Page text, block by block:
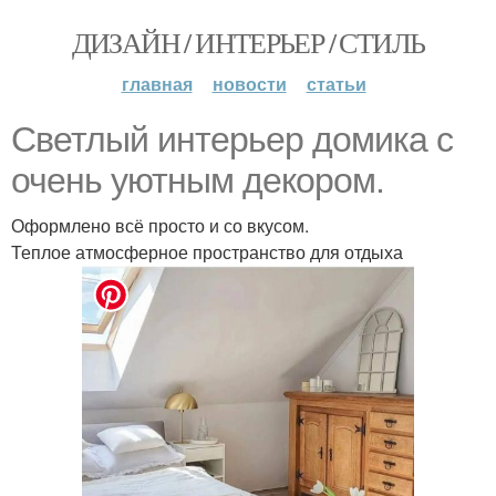
ДИЗАЙН / ИНТЕРЬЕР / СТИЛЬ
главная новости статьи
Светлый интерьер домика с
очень уютным декором.
Оформлено всё просто и со вкусом.
Теплое атмосферное пространство для отдыха